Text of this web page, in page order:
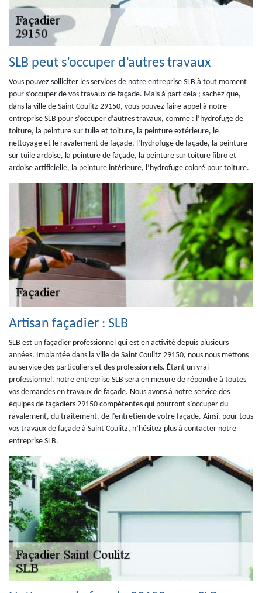
SLB peut s’occuper d’autres travaux
Vous pouvez solliciter les services de notre entreprise SLB à tout moment
pour s’occuper de vos travaux de façade. Mais à part cela ; sachez que,
dans la ville de Saint Coulitz 29150, vous pouvez faire appel à notre
entreprise SLB pour s’occuper d’autres travaux, comme : l’hydrofuge de
toiture, la peinture sur tuile et toiture, la peinture extérieure, le
nettoyage et le ravalement de façade, l’hydrofuge de façade, la peinture
sur tuile ardoise, la peinture de façade, la peinture sur toiture fibro et
ardoise artificielle, la peinture intérieure, l’hydrofuge coloré pour toiture.
Artisan façadier : SLB
SLB est un façadier professionnel qui est en activité depuis plusieurs
années. Implantée dans la ville de Saint Coulitz 29150, nous nous mettons
au service des particuliers et des professionnels. Étant un vrai
professionnel, notre entreprise SLB sera en mesure de répondre à toutes
vos demandes en travaux de façade. Nous avons à notre service des
équipes de façadiers 29150 compétentes qui pourront s’occuper du
ravalement, du traitement, de l’entretien de votre façade. Ainsi, pour tous
vos travaux de façade à Saint Coulitz, n’hésitez plus à contacter notre
entreprise SLB.